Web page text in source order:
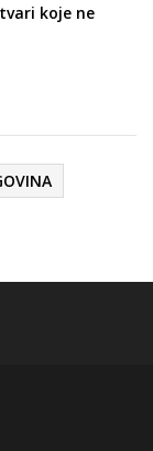
koje ne